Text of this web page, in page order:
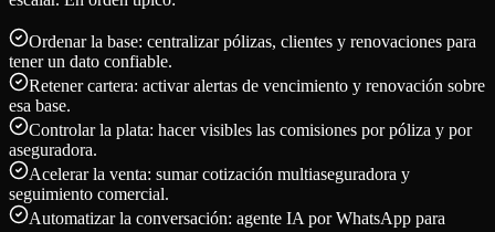
Ordenar la base: centralizar pólizas, clientes y renovaciones para
tener un dato confiable.
Retener cartera: activar alertas de vencimiento y renovación sobre
esa base.
Controlar la plata: hacer visibles las comisiones por póliza y por
aseguradora.
Acelerar la venta: sumar cotización multiaseguradora y
seguimiento comercial.
Automatizar la conversación: agente IA por WhatsApp para